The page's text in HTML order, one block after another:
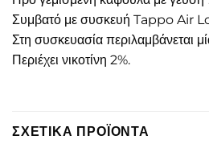
Συμβατό με συσκευή Tappo Air
Στη συσκευασία περιλαμβάνεται
Περιέχει νικοτίνη 2%.
ΣΧΕΤΙΚΆ ΠΡΟΪΌΝΤΑ